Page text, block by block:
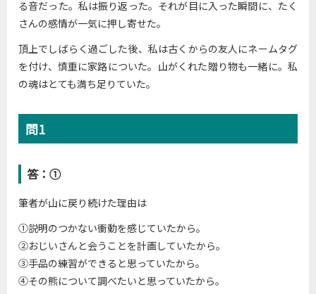
る音だった。私は振り返った。それが目に入った瞬間に、たく
さんの感情が一気に押し寄せた。
頂上でしばらく過ごした後、私は古くからの友人にネームタグ
を付け、慎重に家路についた。山がくれた贈り物も一緒に。私
の魂はとても満ち足りていた。
問1
答：①
筆者が山に戻り続けた理由は
①説明のつかない衝動を感じていたから。
②おじいさんと会うことを計画していたから。
③手品の練習ができると思っていたから。
④その熊について調べたいと思っていたから。